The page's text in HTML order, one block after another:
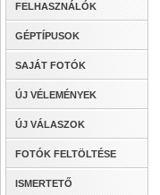
FELHASZNÁLÓK
GÉPTÍPUSOK
SAJÁT FOTÓK
ÚJ VÉLEMÉNYEK
ÚJ VÁLASZOK
FOTÓK FELTÖLTÉSE
ISMERTETŐ